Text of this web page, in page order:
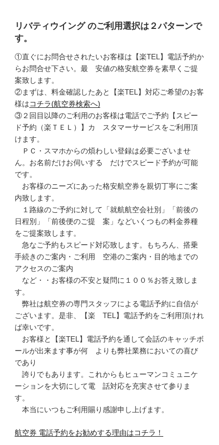
リバティウイング のご利用選択は２パターンで
す。
①直ぐにお問合せされたいお客様は【楽TEL】電話予約か
らお問合せ下さい。最 安値の格安航空券を素早くご提
案致します。
②まずは、料金確認したあと【楽TEL】対応ご希望のお客
様はコチラ(航空券検索へ)
③２回目以降のご利用のお客様は電話でご予約【スピー
ド予約（楽ＴＥＬ）】カ スタマーサービスをご利用頂
けます。
ＰＣ・スマホからの煩わしい登録は必要ございませ
ん。お名前だけお伺いする だけでスピード予約が可能
です。
お客様のニーズにあった格安航空券を親切丁寧にご案
内致します。
１路線のご予約に対して「就航航空会社別」「前後の
日程別」「前後便のご提 案」などいくつもの料金券種
をご提案致します。
急なご予約もスピード対応致します。もちろん、搭乗
手続きのご案内・ご利用 空港のご案内・目的地までの
アクセスのご案内
など・・お客様の不安と疑問に１００％お答え致しま
す。
弊社は航空券の専門スタッフによる電話予約に自信が
ございます。是非、【楽 TEL】電話予約をご利用頂けれ
ば幸いです。
お客様と【楽TEL】電話予約を通して会話のキャッチボ
ールが出来ます事が何 よりも弊社業務においての喜び
であり
誇りでもあります。これからもヒューマンコミュニケ
ーションを大切にして電 話対応を充実させて参りま
す。
本当にいつもご利用賜り感謝申し上げます。
航空券 電話予約をお勧めする理由はコチラ！